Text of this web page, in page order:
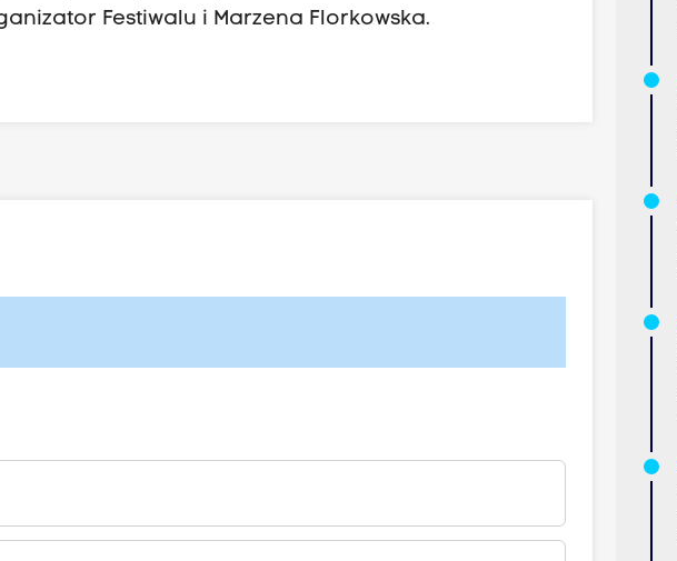
Festiwalu i Marzena Florkowska.